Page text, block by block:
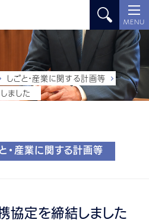
MENU
・産業に関する計画等
しごと・産業に関する計画等
ました
協定を締結しました